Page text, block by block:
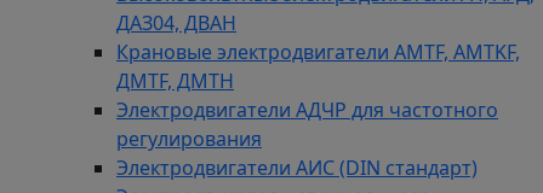
ДАЗ04, ДВАН
Крановые электродвигатели AMTF, AMTKF,
ДMTF, ДМТН
Электродвигатели АДЧР для частотного
регулирования
Электродвигатели АИС (DIN стандарт)